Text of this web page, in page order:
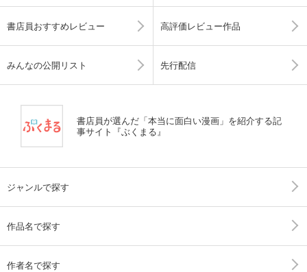
書店員おすすめレビュー 高評価レビュー作品
みんなの公開リスト 先行配信
書店員が選んだ「本当に面白い漫画」を紹介する記
事サイト『ぶくまる』
ジャンルで探す
作品名で探す
作者名で探す